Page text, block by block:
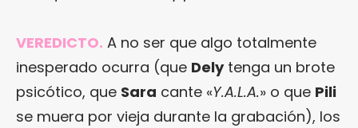
VEREDICTO. A no ser que algo totalmente
inesperado ocurra (que Delytenga un brote
psicótico, que Sara cante «Y.A.L.A.» o que Pili
se muera por vieja durante la grabación), los